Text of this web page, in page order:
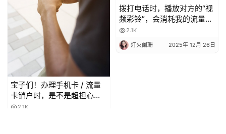
宝子们！办理手机卡 / 流量
卡销户时，是不是超担心当
月月租白扣？😫 今天整理了
2.1K
拨打电话时，播放对方的“视
频彩铃”，会消耗我的流量
吗？
2.1K
灯火阑珊 2025年 12月 26日